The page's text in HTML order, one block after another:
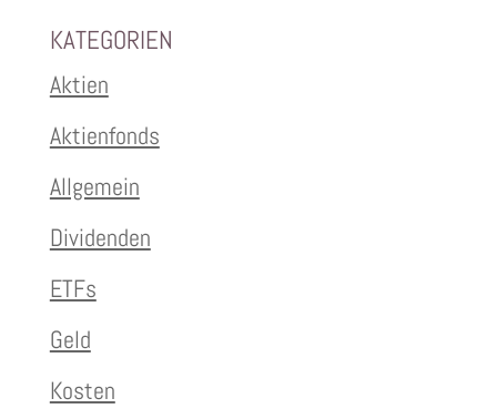
KATEGORIEN
Aktien
Aktienfonds
Allgemein
Dividenden
ETFs
Geld
Kosten